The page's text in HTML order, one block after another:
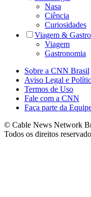
Nasa
Ciência
Curiosidades
Viagem &
Viagem
Gastronomia
Sobre a CNN Brasil
Aviso Legal e
Termos de Uso
Fale com a CNN
Faça parte da
© Cable News Network
Todos os direitos